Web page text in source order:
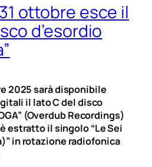
ottobre esce il
d’esordio
2025 sarà disponibile
il lato C del disco
(Overdub Recordings)
estratto il singolo “Le Sei
in rotazione radiofonica